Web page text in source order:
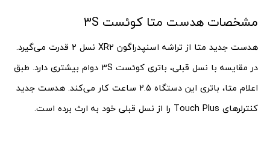
مشخصات هدست متا کوئست 3S
هدست جدید متا از تراشه اسنپدراگون XR2 نسل 2 قدرت می‌گیرد.
در مقایسه با نسل قبلی، باتری کوئست 3S دوام بیشتری دارد. طبق
اعلام متا، باتری این دستگاه 2.5 ساعت کار می‌کند. هدست جدید
کنترلرهای Touch Plus را از نسل قبلی خود به ارث برده است.